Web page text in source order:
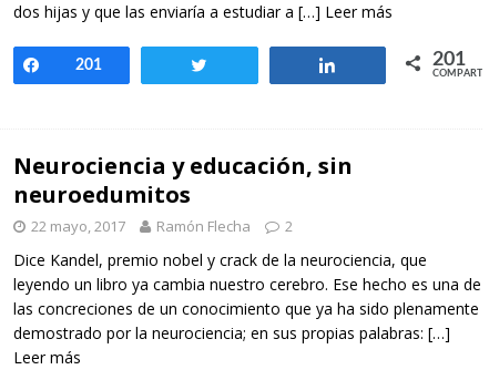
dos hijas y que las enviaría a estudiar a […] Leer más
Compartir
201 Compartir 201
COMPARTIR
Neurociencia y educación, sin
neuroedumitos
22 mayo, 2017 Ramón Flecha 2
Dice Kandel, premio nobel y crack de la neurociencia, que
leyendo un libro ya cambia nuestro cerebro. Ese hecho es una de
las concreciones de un conocimiento que ya ha sido plenamente
demostrado por la neurociencia; en sus propias palabras: […]
Leer más